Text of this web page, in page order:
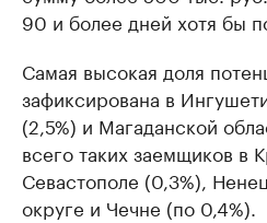
90 и более дней хотя бы
Самая высокая доля
зафиксирована в
(2,5%) и Магаданской
всего таких заемщиков в
Севастополе (0,3%),
округе и Чечне (по 0,4%).